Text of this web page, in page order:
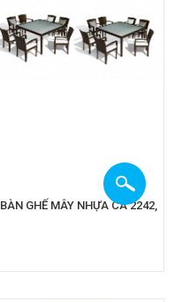
BÀN GHẾ MÂY NHỰA CA 2242,